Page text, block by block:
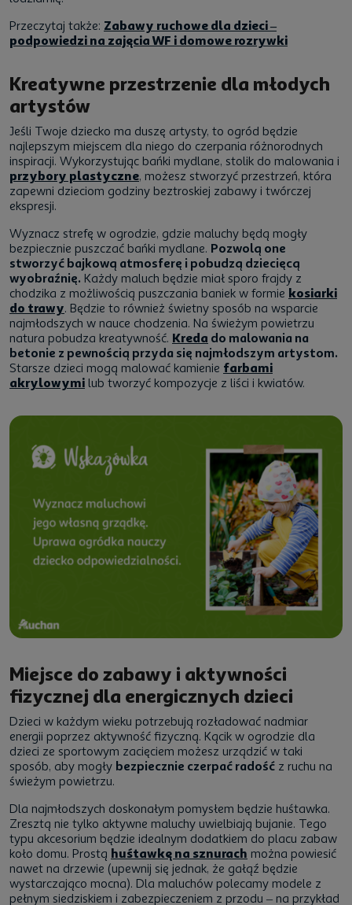
Przeczytaj także: Zabawy ruchowe dla dzieci –
podpowiedzi na zajęcia WF i domowe rozrywki
Kreatywne przestrzenie dla młodych
artystów
Jeśli Twoje dziecko ma duszę artysty, to ogród będzie
najlepszym miejscem dla niego do czerpania różnorodnych
inspiracji. Wykorzystując bańki mydlane, stolik do malowania i
przybory plastyczne, możesz stworzyć przestrzeń, która
zapewni dzieciom godziny beztroskiej zabawy i twórczej
ekspresji.
Wyznacz strefę w ogrodzie, gdzie maluchy będą mogły
bezpiecznie puszczać bańki mydlane. Pozwolą one
stworzyć bajkową atmosferę i pobudzą dziecięcą
wyobraźnię. Każdy maluch będzie miał sporo frajdy z
chodzika z możliwością puszczania baniek w formie kosiarki
do trawy. Będzie to również świetny sposób na wsparcie
najmłodszych w nauce chodzenia. Na świeżym powietrzu
natura pobudza kreatywność. Kreda do malowania na
betonie z pewnością przyda się najmłodszym artystom.
Starsze dzieci mogą malować kamienie farbami
akrylowymi lub tworzyć kompozycje z liści i kwiatów.
Miejsce do zabawy i aktywności
fizycznej dla energicznych dzieci
Dzieci w każdym wieku potrzebują rozładować nadmiar
energii poprzez aktywność fizyczną. Kącik w ogrodzie dla
dzieci ze sportowym zacięciem możesz urządzić w taki
sposób, aby mogły bezpiecznie czerpać radość z ruchu na
świeżym powietrzu.
Dla najmłodszych doskonałym pomysłem będzie huśtawka.
Zresztą nie tylko aktywne maluchy uwielbiają bujanie. Tego
typu akcesorium będzie idealnym dodatkiem do placu zabaw
koło domu. Prostą huśtawkę na sznurach można powiesić
nawet na drzewie (upewnij się jednak, że gałąź będzie
wystarczająco mocna). Dla maluchów polecamy modele z
pełnym siedziskiem i zabezpieczeniem z przodu – na przykład